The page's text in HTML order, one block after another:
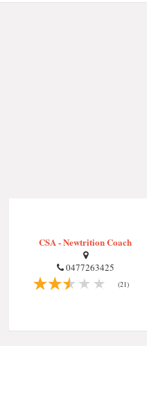
CSA - Newtrition Coach
0477263425
(21)